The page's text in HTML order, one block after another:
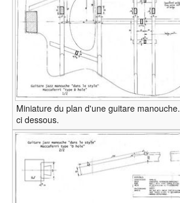
Miniature du plan d'une guitare
ci dessous.